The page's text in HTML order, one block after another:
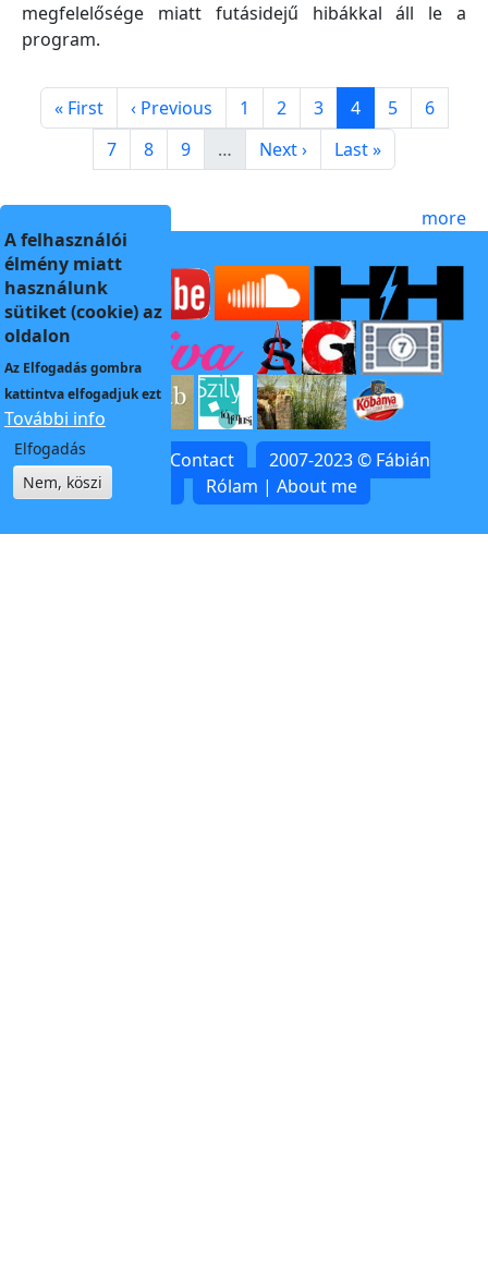
megfelelősége miatt futásidejű hibákkal áll le a
program.
Pagination
First page
« First Previous page
‹ Previous Page
1 Page
2 Page
3 Page
4 Page
5 Page
6
Page
7 Page
8 Page
9 … Next page
Next › Last page
Last »
more
Kapcsolat | Contact
2007-2023 © Fábián
Rólam | About me
A felhasználói
élmény miatt
használunk
sütiket (cookie) az
oldalon
Az Elfogadásgombra
kattintva elfogadjuk ezt
További info
Elfogadás
Nem, köszi